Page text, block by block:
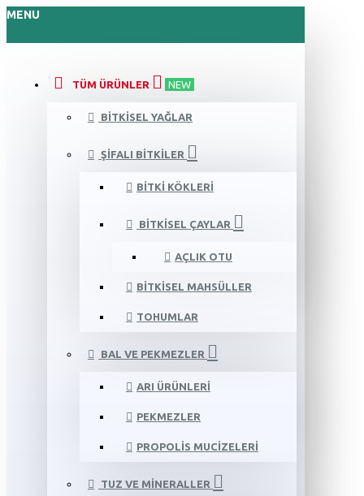
MENU
TÜM ÜRÜNLER NEW
BITKISEL YAĞLAR
ŞIFALI BITKILER
BITKI KÖKLERI
BITKISEL ÇAYLAR
AÇLIK OTU
BITKISEL MAHSÜLLER
TOHUMLAR
BAL VE PEKMEZLER
ARI ÜRÜNLERI
PEKMEZLER
PROPOLIS MUCIZELERI
TUZ VE MINERALLER